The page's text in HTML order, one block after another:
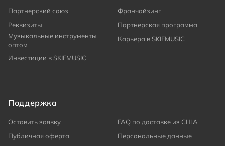
Партнерский союз
Франчайзинг
Реквизиты
Партнерская программа
Музыкальные инструменты
оптом
Карьера в SKIFMUSIC
Инвестиции в SKIFMUSIC
Поддержка
Оставить заявку
FAQ по доставке из США
Публичная оферта
Персональные данные